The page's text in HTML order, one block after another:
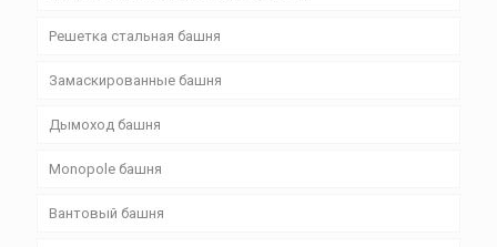
Решетка стальная башня
Замаскированные башня
Дымоход башня
Monopole башня
Вантовый башня